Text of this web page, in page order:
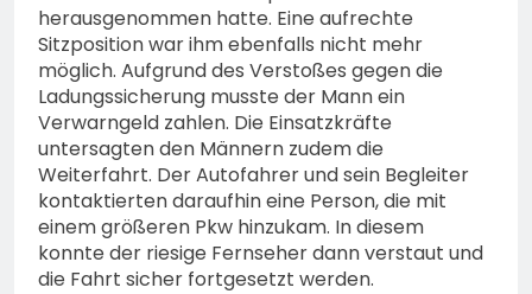
herausgenommen hatte. Eine aufrechte
Sitzposition war ihm ebenfalls nicht mehr
möglich. Aufgrund des Verstoßes gegen die
Ladungssicherung musste der Mann ein
Verwarngeld zahlen. Die Einsatzkräfte
untersagten den Männern zudem die
Weiterfahrt. Der Autofahrer und sein Begleiter
kontaktierten daraufhin eine Person, die mit
einem größeren Pkw hinzukam. In diesem
konnte der riesige Fernseher dann verstaut und
die Fahrt sicher fortgesetzt werden.